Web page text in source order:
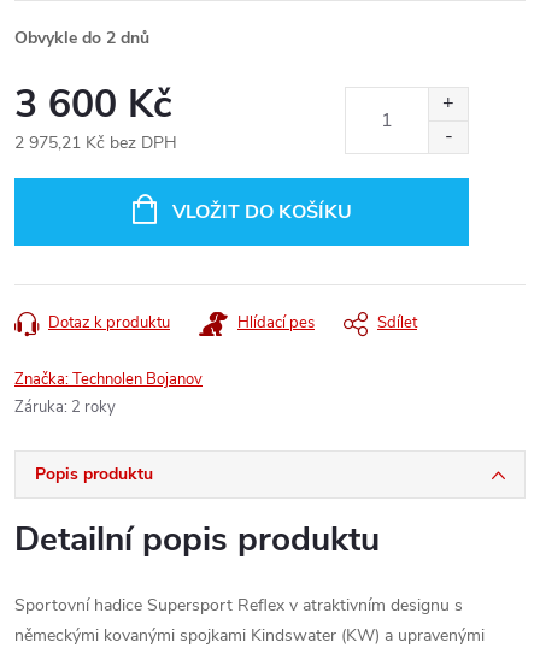
Obvykle do 2 dnů
3 600 Kč
2 975,21 Kč bez DPH
VLOŽIT DO KOŠÍKU
Dotaz k produktu Hlídací pes Sdílet
Značka:Technolen Bojanov
Záruka: 2 roky
Popis produktu
Detailní popis produktu
Sportovní hadice Supersport Reflex v atraktivním designu s
německými kovanými spojkami Kindswater (KW) a upravenými